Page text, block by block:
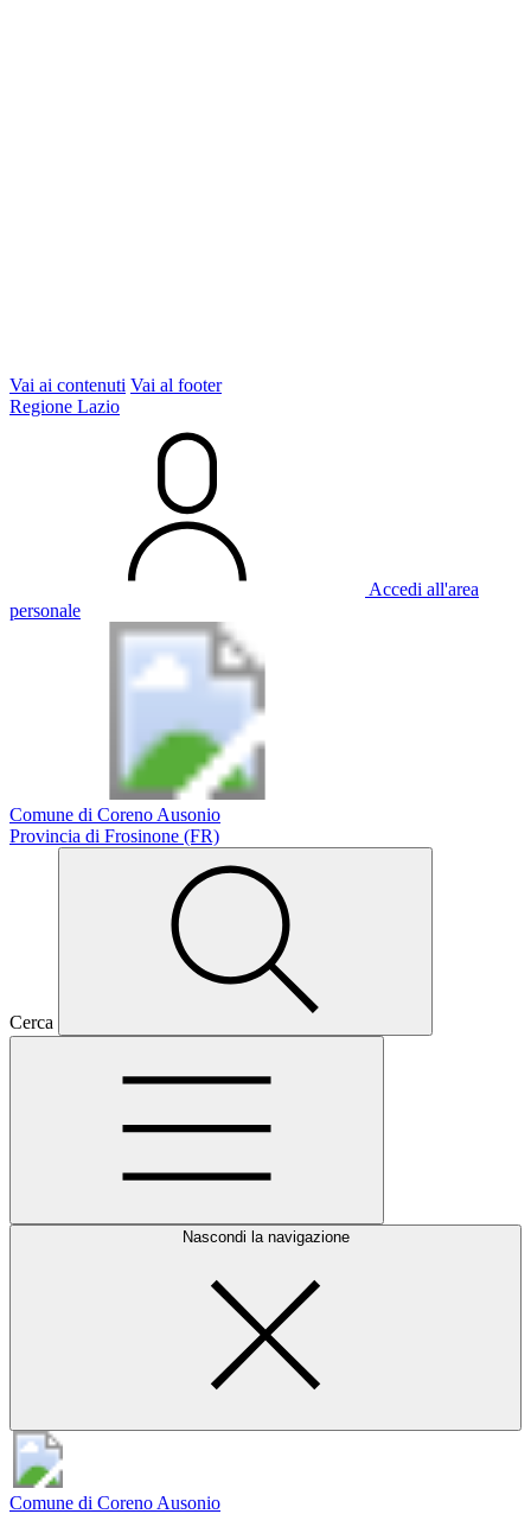
Vai ai contenuti Vai al footer
Regione Lazio
Accedi all'area
personale
Comune di Coreno Ausonio
Provincia di Frosinone (FR)
Cerca
Nascondi la navigazione
Comune di Coreno Ausonio